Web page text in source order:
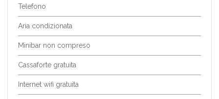
Telefono
Aria condizionata
Minibar non compreso
Cassaforte gratuita
Internet wifi gratuita